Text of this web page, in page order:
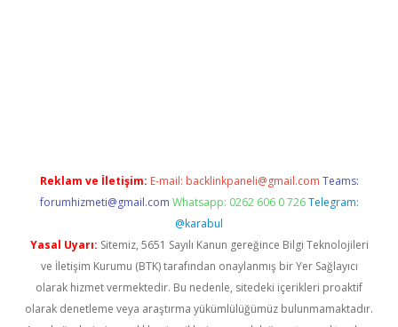
Reklam ve İletişim: E-mail: backlinkpaneli@gmail.com Teams:
forumhizmeti@gmail.com Whatsapp: 0262 606 0 726 Telegram:
@karabul
Yasal Uyarı: Sitemiz, 5651 Sayılı Kanun gereğince Bilgi Teknolojileri
ve İletişim Kurumu (BTK) tarafından onaylanmış bir Yer Sağlayıcı
olarak hizmet vermektedir. Bu nedenle, sitedeki içerikleri proaktif
olarak denetleme veya araştırma yükümlülüğümüz bulunmamaktadır.